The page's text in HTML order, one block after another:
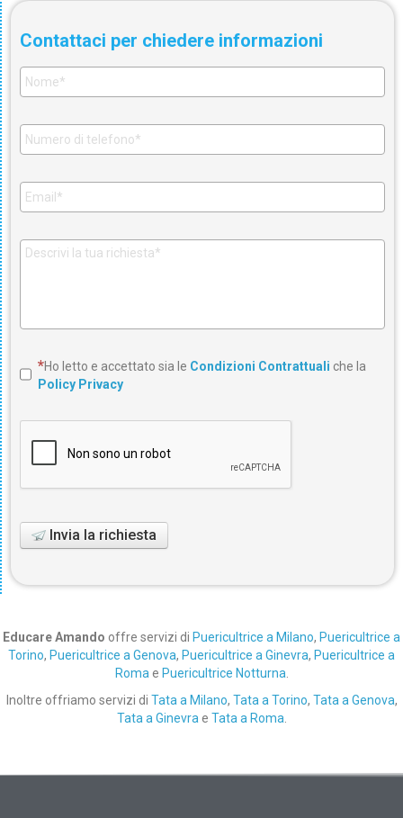
Contattaci per chiedere informazioni
Ho letto e accettato sia le Condizioni Contrattuali che la
Policy Privacy
Invia la richiesta
Educare Amando offre servizi di Puericultrice a Milano, Puericultrice a
Torino, Puericultrice a Genova, Puericultrice a Ginevra, Puericultrice a
Roma e Puericultrice Notturna
Inoltre offriamo servizi di Tata a Milano, Tata a Torino, Tata a Genova,
Tata a Ginevra e Tata a Roma